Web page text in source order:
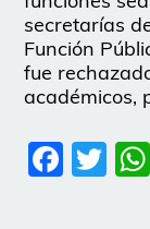
secretarías
Función
fue
académicos,